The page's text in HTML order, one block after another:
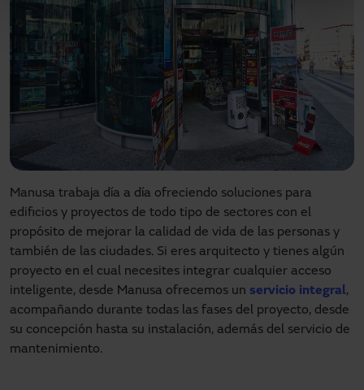
Manusa trabaja día a día ofreciendo soluciones para
edificios y proyectos de todo tipo de sectores con el
propósito de mejorar la calidad de vida de las personas y
también de las ciudades. Si eres arquitecto y tienes algún
proyecto en el cual necesites integrar cualquier acceso
inteligente, desde Manusa ofrecemos un servicio integral,
acompañando durante todas las fases del proyecto, desde
su concepción hasta su instalación, además del servicio de
mantenimiento.